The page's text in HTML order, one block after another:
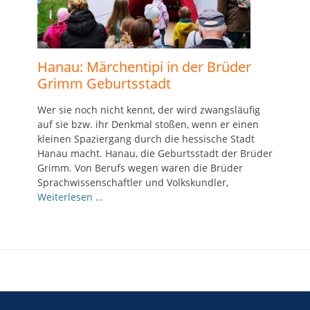
Hanau: Märchentipi in der Brüder
Grimm Geburtsstadt
Wer sie noch nicht kennt, der wird zwangsläufig
auf sie bzw. ihr Denkmal stoßen, wenn er einen
kleinen Spaziergang durch die hessische Stadt
Hanau macht. Hanau, die Geburtsstadt der Brüder
Grimm. Von Berufs wegen waren die Brüder
Sprachwissenschaftler und Volkskundler,
Weiterlesen …